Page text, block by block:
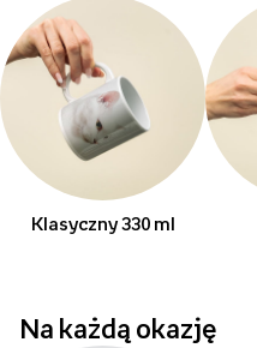
Klasyczny 330 ml
Na każdą okazję